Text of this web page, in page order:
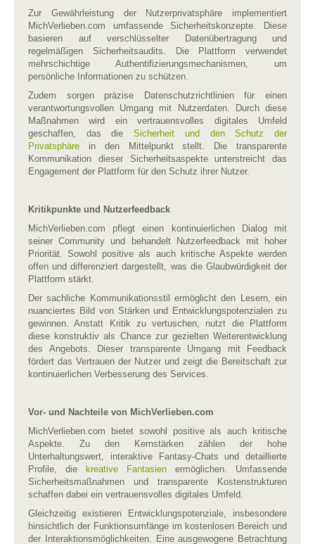
Zur Gewährleistung der Nutzerprivatsphäre implementiert
MichVerlieben.com umfassende Sicherheitskonzepte. Diese
basieren auf verschlüsselter Datenübertragung und
regelmäßigen Sicherheitsaudits. Die Plattform verwendet
mehrschichtige Authentifizierungsmechanismen, um
persönliche Informationen zu schützen.
Zudem sorgen präzise Datenschutzrichtlinien für einen
verantwortungsvollen Umgang mit Nutzerdaten. Durch diese
Maßnahmen wird ein vertrauensvolles digitales Umfeld
geschaffen, das dieSicherheit und den Schutz der
Privatsphäre in den Mittelpunkt stellt. Die transparente
Kommunikation dieser Sicherheitsaspekte unterstreicht das
Engagement der Plattform für den Schutz ihrer Nutzer.
Kritikpunkte und Nutzerfeedback
MichVerlieben.com pflegt einen kontinuierlichen Dialog mit
seiner Community und behandelt Nutzerfeedback mit hoher
Priorität. Sowohl positive als auch kritische Aspekte werden
offen und differenziert dargestellt, was die Glaubwürdigkeit der
Plattform stärkt.
Der sachliche Kommunikationsstil ermöglicht den Lesern, ein
nuanciertes Bild von Stärken und Entwicklungspotenzialen zu
gewinnen. Anstatt Kritik zu vertuschen, nutzt die Plattform
diese konstruktiv als Chance zur gezielten Weiterentwicklung
des Angebots. Dieser transparente Umgang mit Feedback
fördert das Vertrauen der Nutzer und zeigt die Bereitschaft zur
kontinuierlichen Verbesserung des Services.
Vor- und Nachteile von MichVerlieben.com
MichVerlieben.com bietet sowohl positive als auch kritische
Aspekte. Zu den Kernstärken zählen der hohe
Unterhaltungswert, interaktive Fantasy-Chats und detaillierte
Profile, die kreative Fantasien ermöglichen. Umfassende
Sicherheitsmaßnahmen und transparente Kostenstrukturen
schaffen dabei ein vertrauensvolles digitales Umfeld.
Gleichzeitig existieren Entwicklungspotenziale, insbesondere
hinsichtlich der Funktionsumfänge im kostenlosen Bereich und
der Interaktionsmöglichkeiten. Eine ausgewogene Betrachtung